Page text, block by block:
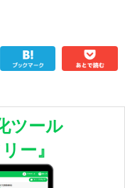
ツール
ー』